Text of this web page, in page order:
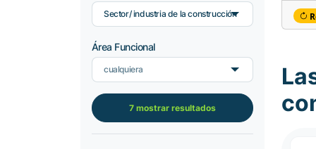
Sector/ industria de la construcción
Área Funcional
cualquiera
7 mostrar resultados